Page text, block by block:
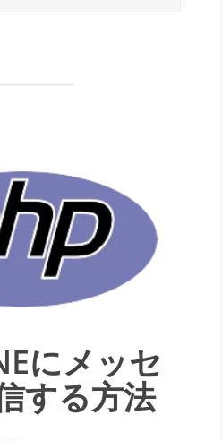
にメッセ
する方法